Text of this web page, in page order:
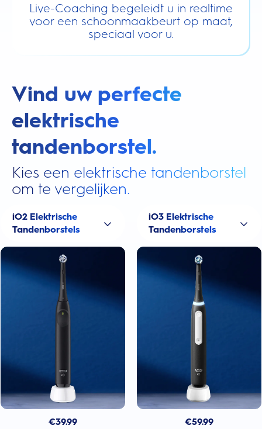
Live-Coaching begeleidt u in realtime
voor een schoonmaakbeurt op maat,
speciaal voor u.
Vind uw perfecte
elektrische
tandenborstel.
Kies een elektrische tandenborstel
om te vergelijken.
iO2 Elektrische
Tandenborstels
€39.99
iO3 Elektrische
Tandenborstels
€59.99